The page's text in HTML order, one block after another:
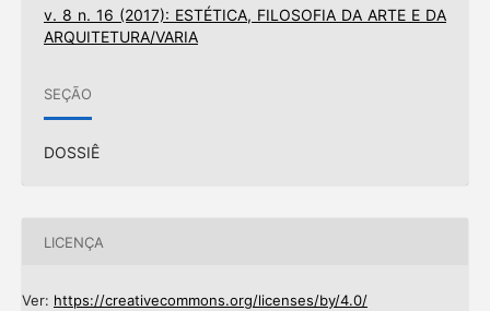
v. 8 n. 16 (2017): ESTÉTICA, FILOSOFIA DA ARTE E DA
ARQUITETURA/VARIA
SEÇÃO
DOSSIÊ
LICENÇA
Ver: https://creativecommons.org/licenses/by/4.0/